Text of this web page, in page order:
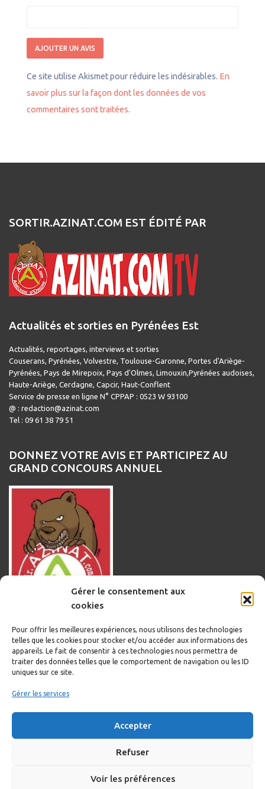
Gérer le consentement aux
cookies
Pour offrir les meilleures expériences, nous utilisons des technologies
telles que les cookies pour stocker et/ou accéder aux informations des
appareils. Le fait de consentir à ces technologies nous permettra de
traiter des données telles que le comportement de navigation ou les ID
uniques sur ce site.
Gérer les services
Accepter
Refuser
Voir les préférences
Ce site utilise Akismet pour réduire les indésirables. En
savoir plus sur la façon dont les données de vos
commentaires sont traitées.
SORTIR.AZINAT.COM EST ÉDITÉ PAR
Actualités et sorties en Pyrénées Est
Actualités, reportages, interviews et sorties
Couserans, Pyrénées, Volvestre, Toulouse-Garonne, Portes d'Ariège-
Pyrénées, Pays de Mirepoix, Pays d'Olmes, Limouxin,Pyrénées audoises,
Haute-Ariège, Cerdagne, Capcir, Haut-Conflent
Service de presse en ligne N° CPPAP : 0523 W 93100
@ : redaction@azinat.com
Tel : 09 61 38 79 51
DONNEZ VOTRE AVIS ET PARTICIPEZ AU
GRAND CONCOURS ANNUEL
Informations légales
Politique de cookies